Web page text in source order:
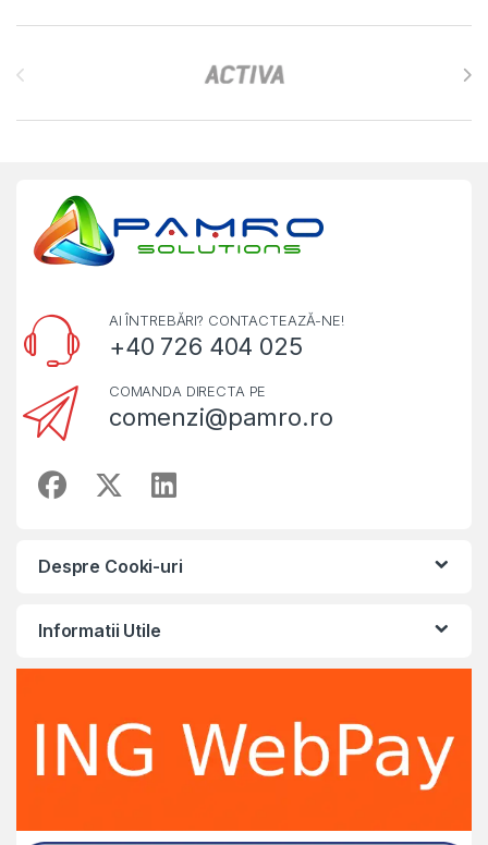
AI ÎNTREBĂRI? CONTACTEAZĂ-NE!
+40 726 404 025
COMANDA DIRECTA PE
comenzi@pamro.ro
Despre Cooki-uri
Informatii Utile